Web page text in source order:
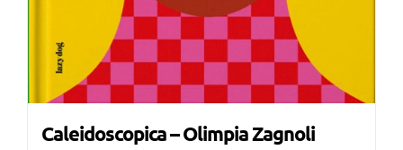
Caleidoscopica – Olimpia Zagnoli